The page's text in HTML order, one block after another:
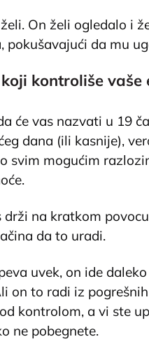
On želi ogledalo i
pokušavajući da mu
koji kontroliše vaše
će vas nazvati u 19
dana (ili kasnije),
svim mogućim
drži na kratkom
da to uradi.
uvek, on ide
on to radi iz
kontrolom, a vi ste
ne pobegnete.